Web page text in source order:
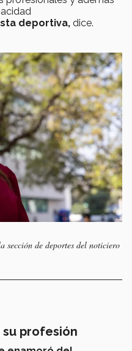
deportiva, dice.
sección de deportes del noticiero
su profesión